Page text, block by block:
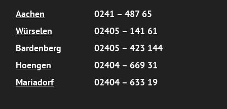
Aachen
0241 – 487 65
Würselen
02405 – 141 61
Bardenberg
02405 – 423 144
Hoengen
02404 – 669 31
Mariadorf
02404 – 633 19